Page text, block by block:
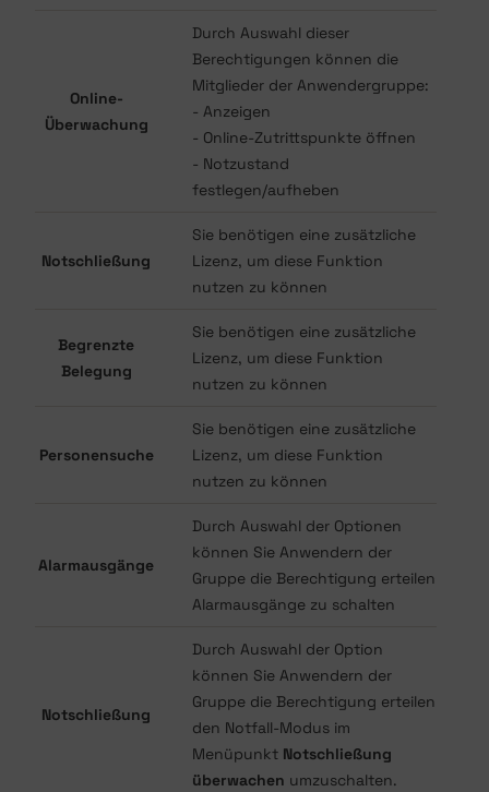
Online-
Überwachung
Durch Auswahl dieser
Berechtigungen können die
Mitglieder der Anwendergruppe:
- Anzeigen
- Online-Zutrittspunkte öffnen
- Notzustand
festlegen/aufheben
Notschließung
Sie benötigen eine zusätzliche
Lizenz, um diese Funktion
nutzen zu können
Begrenzte
Belegung
Sie benötigen eine zusätzliche
Lizenz, um diese Funktion
nutzen zu können
Personensuche
Sie benötigen eine zusätzliche
Lizenz, um diese Funktion
nutzen zu können
Alarmausgänge
Durch Auswahl der Optionen
können Sie Anwendern der
Gruppe die Berechtigung erteilen
Alarmausgänge zu schalten
Notschließung
Durch Auswahl der Option
können Sie Anwendern der
Gruppe die Berechtigung erteilen
den Notfall-Modus im
Menüpunkt Notschließung
überwachen umzuschalten.